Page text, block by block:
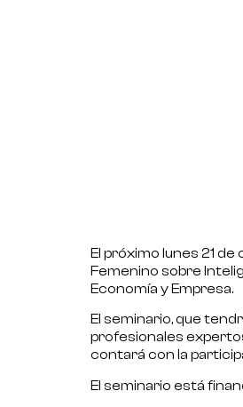
El próximo lunes 21 de
Femenino sobre
Economía y Empresa.
El seminario, que
profesionales
contará con la
El seminario está